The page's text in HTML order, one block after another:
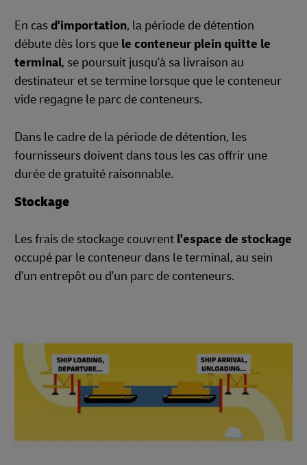
En casd'importation, la période de détention
débute dès lors que le conteneur plein quitte le
terminal, se poursuit jusqu'à sa livraison au
destinateur et se termine lorsque que le conteneur
vide regagne le parc de conteneurs.
Dans le cadre de la période de détention, les
fournisseurs doivent dans tous les cas offrir une
durée de gratuité raisonnable.
Stockage
Les frais de stockage couvrent l'espace de stockage
occupé par le conteneur dans le terminal, au sein
d'un entrepôt ou d'un parc de conteneurs.